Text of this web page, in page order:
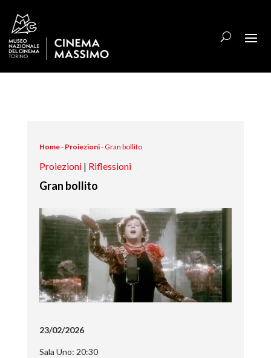
Home- Proiezioni-Gran bollito
Proiezioni| Riflessioni
Gran bollito
23/02/2026
Sala Uno: 20:30